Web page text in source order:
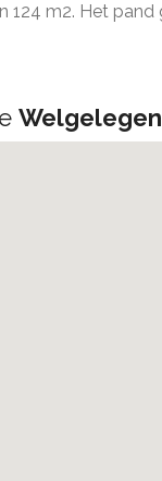
m2. Het
Welgelegen